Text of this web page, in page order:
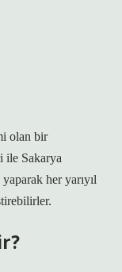
olan bir
ile Sakarya
her yarıyıl